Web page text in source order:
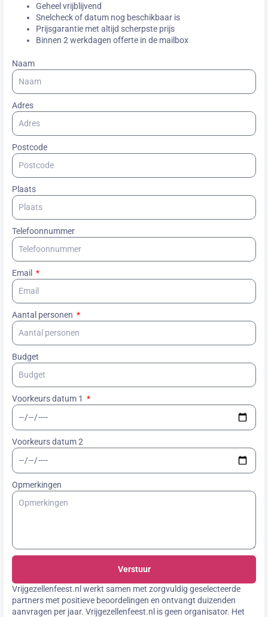
Geheel vrijblijvend
Snelcheck of datum nog beschikbaar is
Prijsgarantie met altijd scherpste prijs
Binnen 2 werkdagen offerte in de mailbox
Naam
Adres
Postcode
Plaats
Telefoonnummer
Email
Aantal personen
Budget
Voorkeurs datum 1
Voorkeurs datum 2
Opmerkingen
Verstuur
Vrijgezellenfeest.nl werkt samen met zorgvuldig geselecteerde
partners met positieve beoordelingen en ontvangt duizenden
aanvragen per jaar. Vrijgezellenfeest.nl is geen organisator. Het